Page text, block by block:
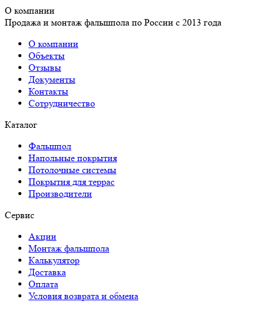
О компании
Продажа и монтаж фальшпола по России с 2013 года
О компании
Объекты
Отзывы
Документы
Контакты
Сотрудничество
Каталог
Фальшпол
Напольные покрытия
Потолочные системы
Покрытия для террас
Производители
Сервис
Акции
Монтаж фальшпола
Калькулятор
Доставка
Оплата
Условия возврата и обмена